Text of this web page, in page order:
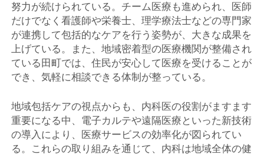
努力が続けられている。チーム医療も進められ、医師
だけでなく看護師や栄養士、理学療法士などの専門家
が連携して包括的なケアを行う姿勢が、大きな成果を
上げている。また、地域密着型の医療機関が整備され
ている田町では、住民が安心して医療を受けることが
でき、気軽に相談できる体制が整っている。
地域包括ケアの視点からも、内科医の役割がますます
重要になる中、電子カルテや遠隔医療といった新技術
の導入により、医療サービスの効率化が図られてい
る。これらの取り組みを通じて、内科は地域全体の健